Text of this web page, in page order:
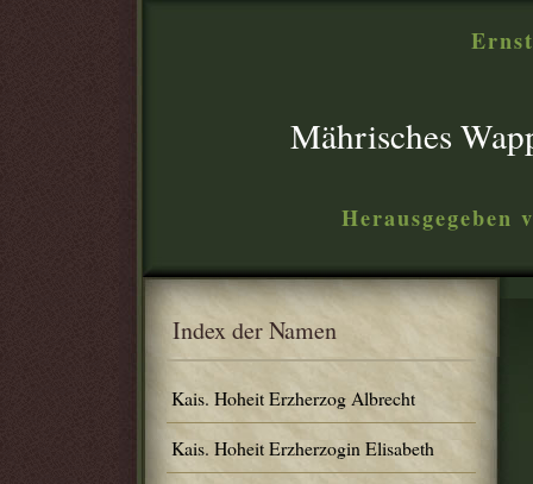
Mährisches
Index der Namen
Kais. Hoheit Erzherzog Albrecht
Kais. Hoheit Erzherzogin Elisabeth